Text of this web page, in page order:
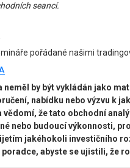
seancí.
pořádané našimi
neměl by být vykládán jako
nabídku nebo výzvu k
že tato obchodní
nebo budoucí výkonnosti,
jakéhokoli investičního
poradce, abyste se ujistili, že